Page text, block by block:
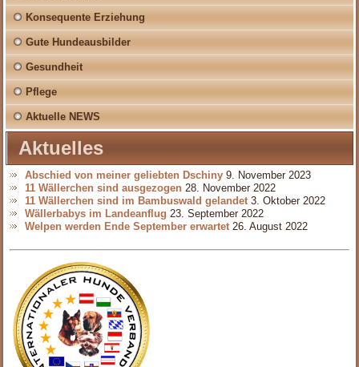
Konsequente Erziehung
Gute Hundeausbilder
Gesundheit
Pflege
Aktuelle NEWS
Aktuelles
Abschied von meiner geliebten Dschiny 9. November 2023
11 Wällerchen sind ausgezogen 28. November 2022
11 Wällerchen sind im Bambuswald gelandet 3. Oktober 2022
Wällerbabys im Landeanflug 23. September 2022
Welpen werden Ende September erwartet 26. August 2022